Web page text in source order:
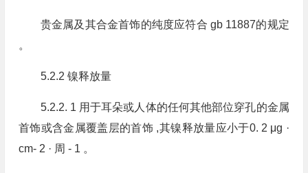
贵金属及其合金首饰的纯度应符合 gb 11887的规定
。
5.2.2 镍释放量
5.2.2. 1 用于耳朵或人体的任何其他部位穿孔的金属
首饰或含金属覆盖层的首饰 ,其镍释放量应小于0. 2 μg ·
cm- 2 · 周 - 1 。